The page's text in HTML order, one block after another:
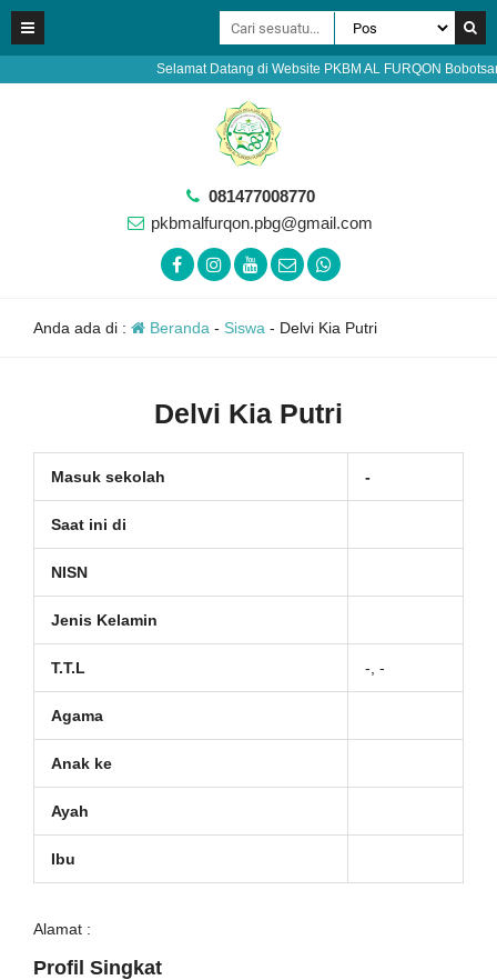
Selamat Datang di Website PKBM AL FURQON
081477008770
pkbmalfurqon.pbg@gmail.com
Anda ada di : Beranda - Siswa - Delvi Kia Putri
Delvi Kia Putri
Masuk sekolah -
Saat ini di
NISN
Jenis Kelamin
T.T.L -, -
Agama
Anak ke
Ayah
Ibu
Alamat :
Profil Singkat